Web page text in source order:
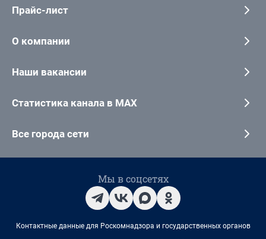
Прайс-лист
О компании
Наши вакансии
Статистика канала в MAX
Все города сети
Мы в соцсетях
Контактные данные для Роскомнадзора и государственных органов